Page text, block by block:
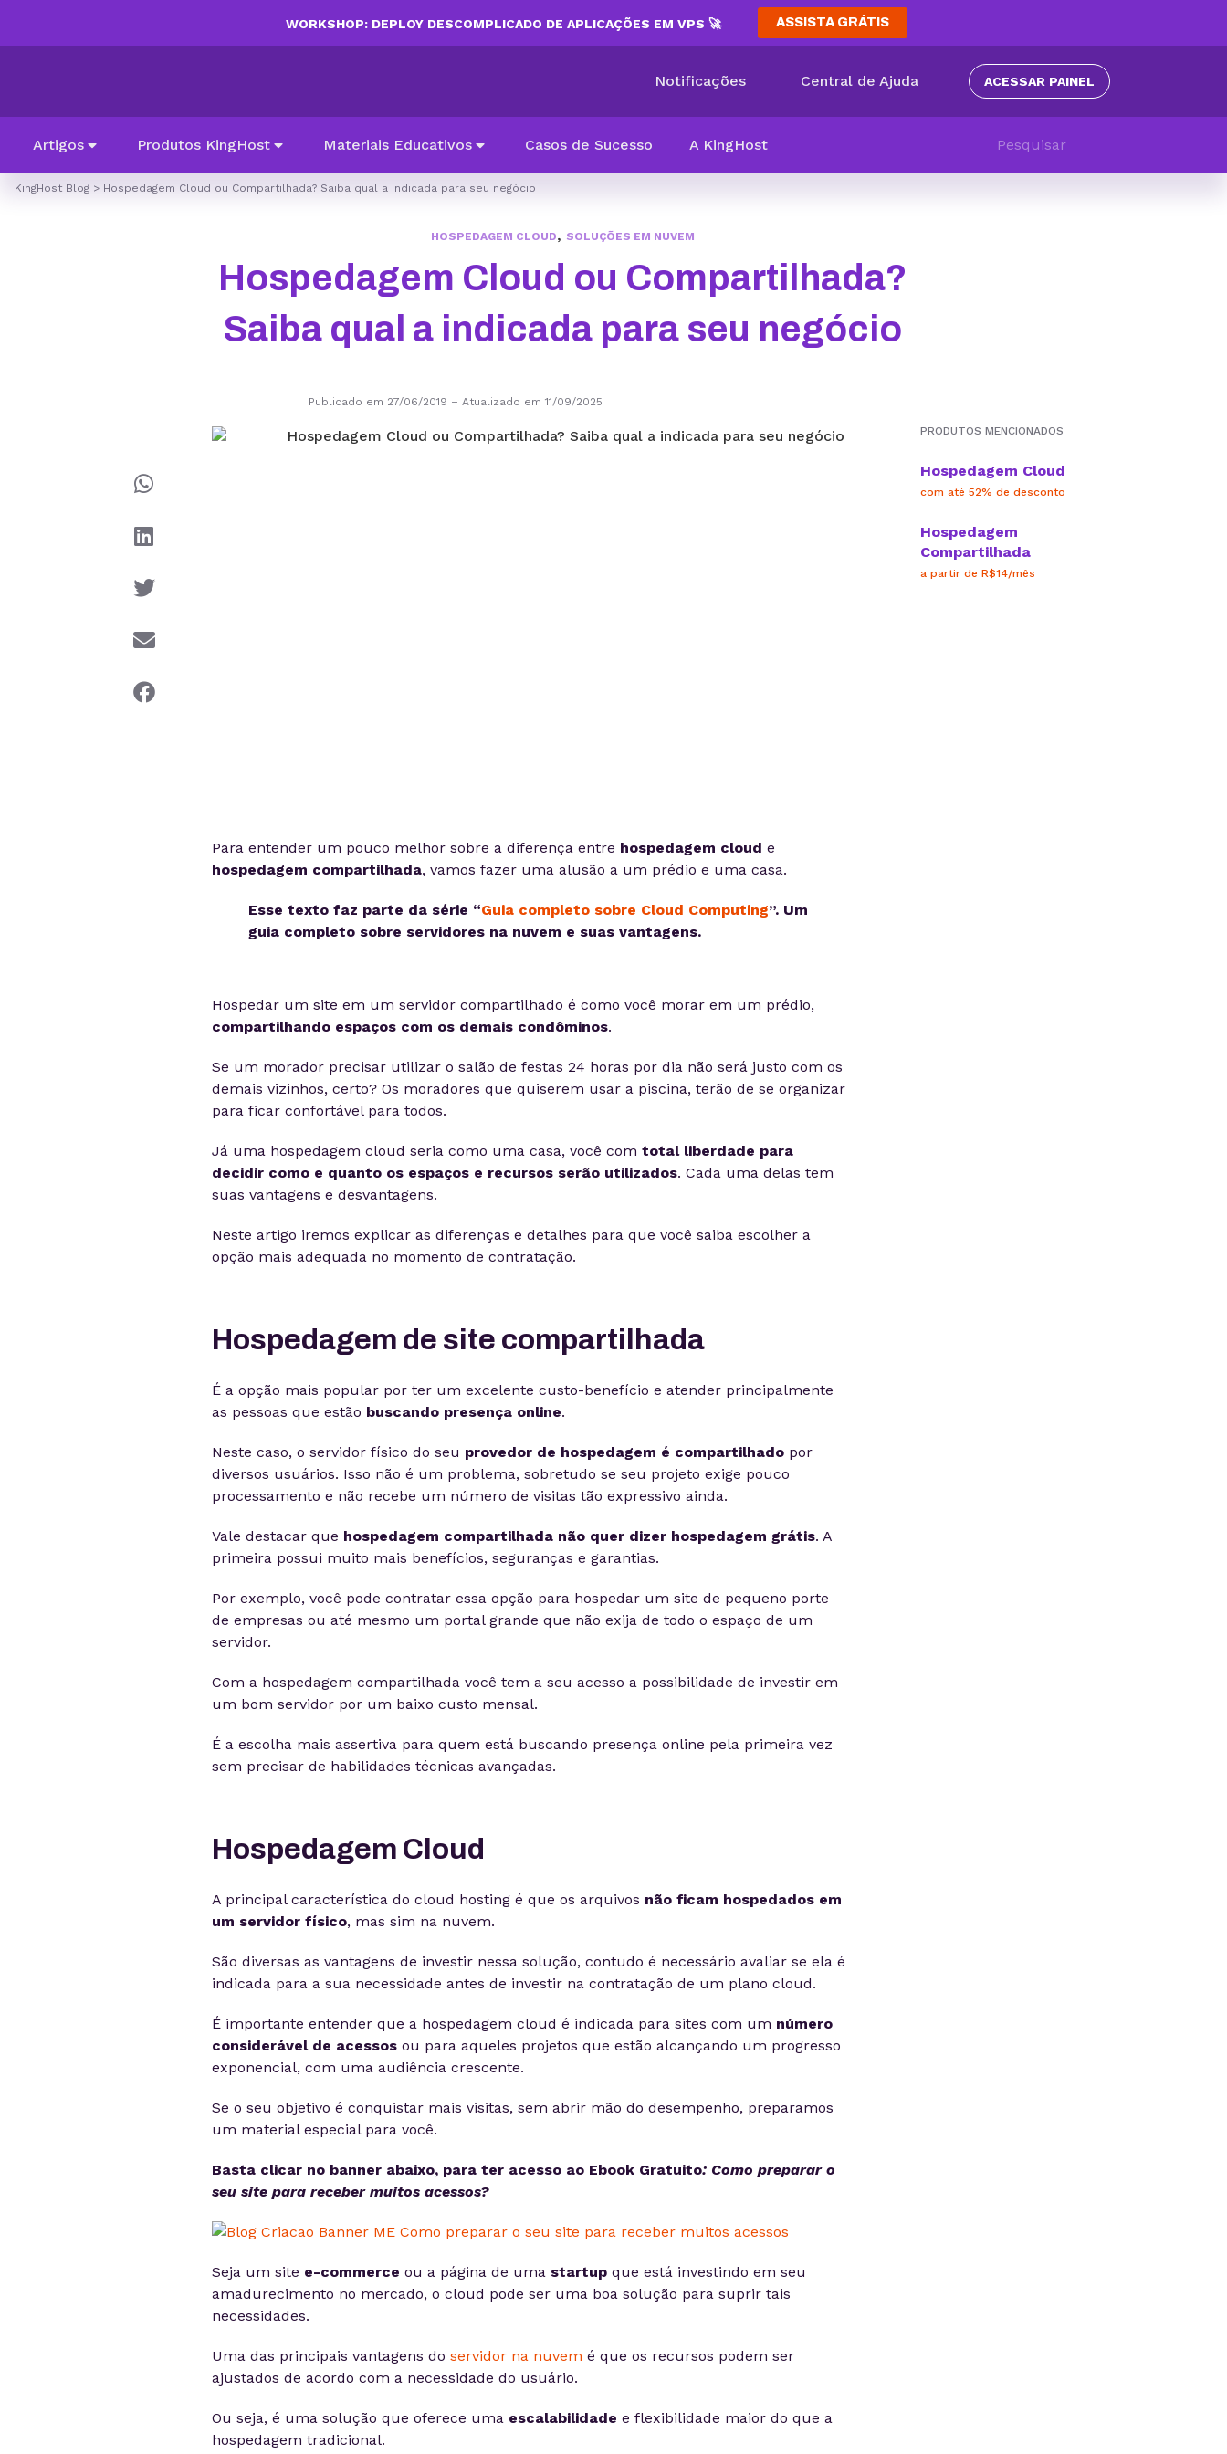
WORKSHOP: DEPLOY DESCOMPLICADO DE APLICAÇÕES EM VPS 🚀 ASSISTA GRÁTIS
Notificações Central de Ajuda ACESSAR PAINEL
Artigos Produtos KingHost Materiais Educativos Casos de Sucesso A KingHost
KingHost Blog > Hospedagem Cloud ou Compartilhada? Saiba qual a indicada para seu negócio
HOSPEDAGEM CLOUD, SOLUÇÕES EM NUVEM
Hospedagem Cloud ou Compartilhada?
Saiba qual a indicada para seu negócio
Publicado em 27/06/2019 – Atualizado em 11/09/2025
Para entender um pouco melhor sobre a diferença entre hospedagem cloud e
hospedagem compartilhada, vamos fazer uma alusão a um prédio e uma casa.
Esse texto faz parte da série “Guia completo sobre Cloud Computing”. Um
guia completo sobre servidores na nuvem e suas vantagens.
Hospedar um site em um servidor compartilhado é como você morar em um prédio,
compartilhando espaços com os demais condôminos.
Se um morador precisar utilizar o salão de festas 24 horas por dia não será justo com os
demais vizinhos, certo? Os moradores que quiserem usar a piscina, terão de se organizar
para ficar confortável para todos.
Já uma hospedagem cloud seria como uma casa, você com total liberdade para
decidir como e quanto os espaços e recursos serão utilizados. Cada uma delas tem
suas vantagens e desvantagens.
Neste artigo iremos explicar as diferenças e detalhes para que você saiba escolher a
opção mais adequada no momento de contratação.
Hospedagem de site compartilhada
É a opção mais popular por ter um excelente custo-benefício e atender principalmente
as pessoas que estão buscando presença online.
Neste caso, o servidor físico do seu provedor de hospedagem é compartilhadopor
diversos usuários. Isso não é um problema, sobretudo se seu projeto exige pouco
processamento e não recebe um número de visitas tão expressivo ainda.
Vale destacar que hospedagem compartilhada não quer dizer hospedagem grátis. A
primeira possui muito mais benefícios, seguranças e garantias.
Por exemplo, você pode contratar essa opção para hospedar um site de pequeno porte
de empresas ou até mesmo um portal grande que não exija de todo o espaço de um
servidor.
Com a hospedagem compartilhada você tem a seu acesso a possibilidade de investir em
um bom servidor por um baixo custo mensal.
É a escolha mais assertiva para quem está buscando presença online pela primeira vez
sem precisar de habilidades técnicas avançadas.
Hospedagem Cloud
A principal característica do cloud hosting é que os arquivos não ficam hospedados em
um servidor físico, mas sim na nuvem.
São diversas as vantagens de investir nessa solução, contudo é necessário avaliar se ela é
indicada para a sua necessidade antes de investir na contratação de um plano cloud.
É importante entender que a hospedagem cloud é indicada para sites com um número
considerável de acessosou para aqueles projetos que estão alcançando um progresso
exponencial, com uma audiência crescente.
Se o seu objetivo é conquistar mais visitas, sem abrir mão do desempenho, preparamos
um material especial para você.
Basta clicar no banner abaixo, para ter acesso ao Ebook Gratuito: Como preparar o
seu site para receber muitos acessos?
Seja um site e-commerce ou a página de uma startupque está investindo em seu
amadurecimento no mercado, o cloud pode ser uma boa solução para suprir tais
necessidades.
Uma das principais vantagens do servidor na nuvem é que os recursos podem ser
ajustados de acordo com a necessidade do usuário.
Ou seja, é uma solução que oferece uma escalabilidade e flexibilidade maior do que a
hospedagem tradicional.
PRODUTOS MENCIONADOS
Hospedagem Cloud
com até 52% de desconto
Hospedagem
Compartilhada
a partir de R$14/mês